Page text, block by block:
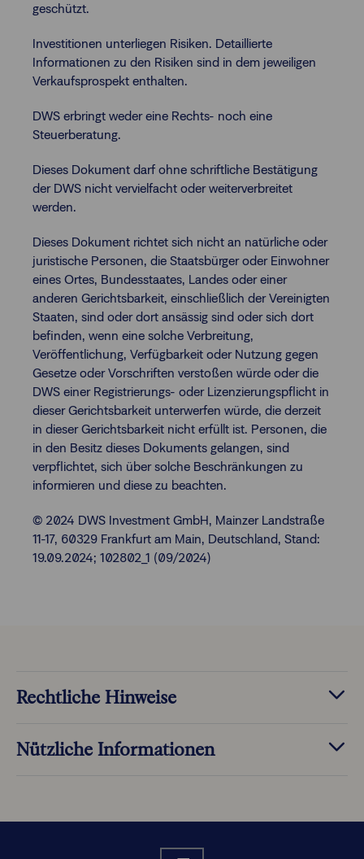
geschützt.
Investitionen unterliegen Risiken. Detaillierte
Informationen zu den Risiken sind in dem jeweiligen
Verkaufsprospekt enthalten.
DWS erbringt weder eine Rechts- noch eine
Steuerberatung.
Dieses Dokument darf ohne schriftliche Bestätigung
der DWS nicht vervielfacht oder weiterverbreitet
werden.
Dieses Dokument richtet sich nicht an natürliche oder
juristische Personen, die Staatsbürger oder Einwohner
eines Ortes, Bundesstaates, Landes oder einer
anderen Gerichtsbarkeit, einschließlich der Vereinigten
Staaten, sind oder dort ansässig sind oder sich dort
befinden, wenn eine solche Verbreitung,
Veröffentlichung, Verfügbarkeit oder Nutzung gegen
Gesetze oder Vorschriften verstoßen würde oder die
DWS einer Registrierungs- oder Lizenzierungspflicht in
dieser Gerichtsbarkeit unterwerfen würde, die derzeit
in dieser Gerichtsbarkeit nicht erfüllt ist. Personen, die
in den Besitz dieses Dokuments gelangen, sind
verpflichtet, sich über solche Beschränkungen zu
informieren und diese zu beachten.
© 2024 DWS Investment GmbH, Mainzer Landstraße
11-17, 60329 Frankfurt am Main, Deutschland, Stand:
19.09.2024; 102802_1 (09/2024)
Rechtliche Hinweise
Nützliche Informationen